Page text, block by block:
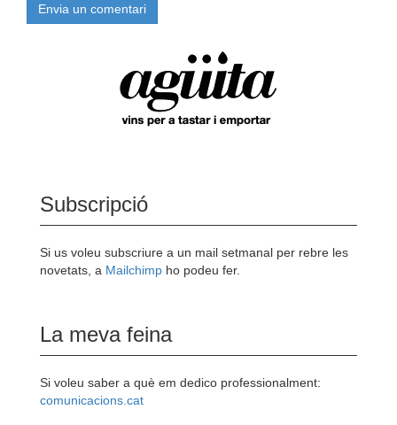
Subscripció
Si us voleu subscriure a un mail setmanal per rebre les
novetats, a Mailchimp ho podeu fer.
La meva feina
Si voleu saber a què em dedico professionalment:
comunicacions.cat